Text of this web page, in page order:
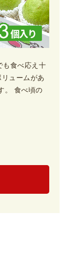
も食べ応え十
ュームがあ
。 食べ頃の